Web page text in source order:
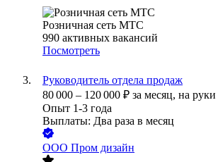
Розничная сеть МТС
990 активных вакансий
Посмотреть
Руководитель отдела продаж
80 000 – 120 000 ₽ за месяц, на руки
Опыт 1-3 года
Выплаты: Два раза в месяц
ООО Пром дизайн